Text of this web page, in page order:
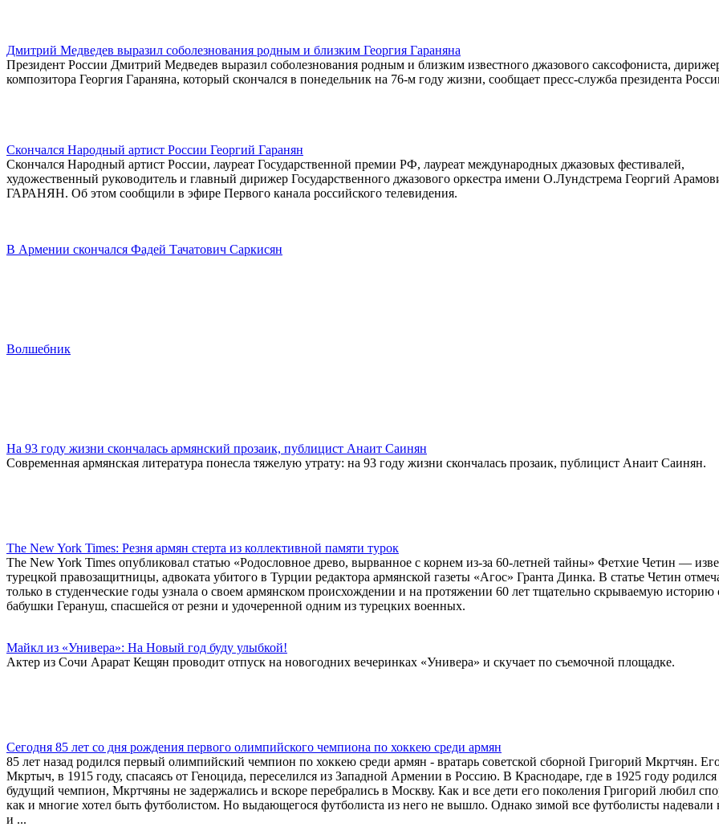
Дмитрий Медведев выразил соболезнования родным и близким Георгия Гараняна
Президент России Дмитрий Медведев выразил соболезнования родным и близким известного джазового саксофониста,
композитора Георгия Гараняна, который скончался в понедельник на 76-м году жизни, сообщает пресс-служба президента
Скончался Народный артист России Георгий Гаранян
Скончался Народный артист России, лауреат Государственной премии РФ, лауреат международных джазовых фестивалей,
художественный руководитель и главный дирижер Государственного джазового оркестра имени О.Лундстрема Георгий
ГАРАНЯН. Об этом сообщили в эфире Первого канала российского телевидения.
В Армении скончался Фадей Тачатович Саркисян
Волшебник
На 93 году жизни скончалась армянский прозаик, публицист Анаит Саинян
Современная армянская литература понесла тяжелую утрату: на 93 году жизни скончалась прозаик, публицист Анаит Саинян.
The New York Times: Резня армян стерта из коллективной памяти турок
The New York Times опубликовал статью «Родословное древо, вырванное с корнем из-за 60-летней тайны» Фетхие Четин —
турецкой правозащитницы, адвоката убитого в Турции редактора армянской газеты «Агос» Гранта Динка. В статье Четин
только в студенческие годы узнала о своем армянском происхождении и на протяжении 60 лет тщательно скрываемую историю
бабушки Герануш, спасшейся от резни и удочеренной одним из турецких военных.
Майкл из «Универа»: На Новый год буду улыбкой!
Актер из Сочи Арарат Кещян проводит отпуск на новогодних вечеринках «Универа» и скучает по съемочной площадке.
Сегодня 85 лет со дня рождения первого олимпийского чемпиона по хоккею среди армян
85 лет назад родился первый олимпийский чемпион по хоккею среди армян - вратарь советской сборной Григорий Мкртчян.
Мкртыч, в 1915 году, спасаясь от Геноцида, переселился из Западной Армении в Россию. В Краснодаре, где в 1925 году родился
будущий чемпион, Мкртчяны не задержались и вскоре перебрались в Москву. Как и все дети его поколения Григорий любил
как и многие хотел быть футболистом. Но выдающегося футболиста из него не вышло. Однако зимой все футболисты надевали
и ...